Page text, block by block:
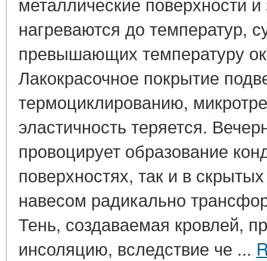
нагреваются до температур,
превышающих температуру
Лакокрасочное покрытие
термоциклированию,
эластичность теряется.
провоцирует образование
поверхностях, так и в
навесом радикально
Тень, создаваемая кровлей,
инсоляцию, вследствие че ...